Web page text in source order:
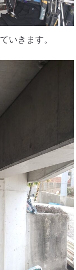
いきます。